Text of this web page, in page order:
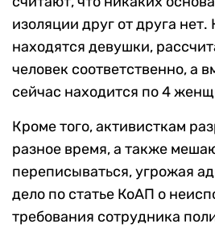
изоляции друг от друга
находятся девушки,
человек соответственно, а
сейчас находится по 4
Кроме того, активисткам
разное время, а также
переписываться, угрожая
дело по статье КоАП о
требования сотрудника